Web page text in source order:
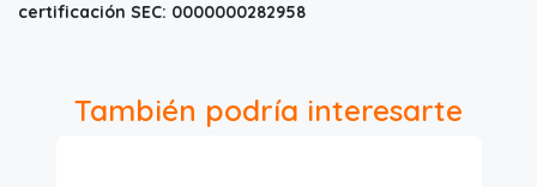
certificación SEC: 0000000282958
También podría interesarte